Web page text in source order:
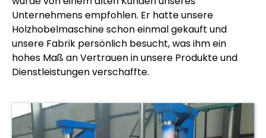
Unternehmens empfohlen. Er hatte unsere
Holzhobelmaschine schon einmal gekauft und
unsere Fabrik persönlich besucht, was ihm ein
hohes Maß an Vertrauen in unsere Produkte und
Dienstleistungen verschaffte.